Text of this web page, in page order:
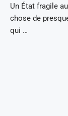
Un État fragile
chose de
qui …